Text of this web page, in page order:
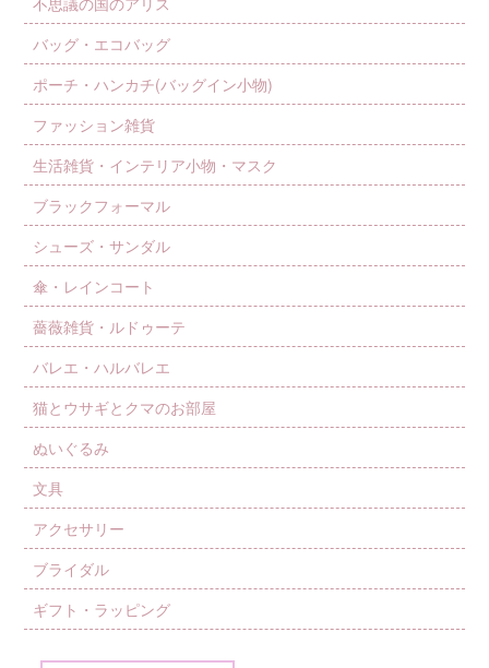
バッグ・エコバッグ
ポーチ・ハンカチ(バッグイン小物)
ファッション雑貨
生活雑貨・インテリア小物・マスク
ブラックフォーマル
シューズ・サンダル
傘・レインコート
薔薇雑貨・ルドゥーテ
バレエ・ハルバレエ
猫とウサギとクマのお部屋
ぬいぐるみ
文具
アクセサリー
ブライダル
ギフト・ラッピング